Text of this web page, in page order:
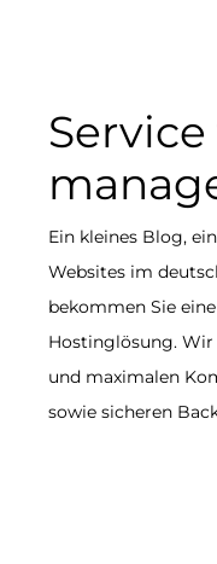
Ein kleines Blog,
Websites im
bekommen Sie
Hostinglösung.
und maximalen
sowie sicheren